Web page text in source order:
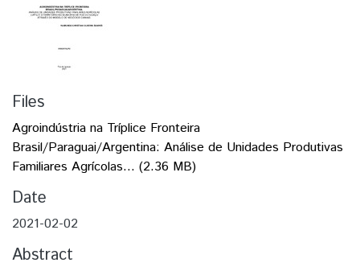
Files
Agroindústria na Tríplice Fronteira
Brasil/Paraguai/Argentina: Análise de Unidades Produtivas
Familiares Agrícolas... (2.36 MB)
Date
2021-02-02
Abstract